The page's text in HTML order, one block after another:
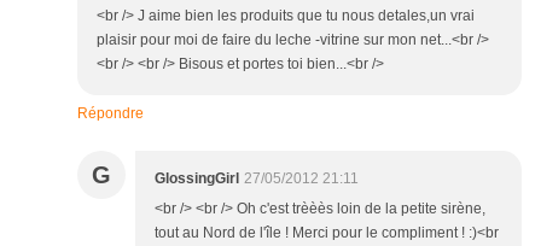
<br /> J aime bien les produits que tu nous detales,un vrai
plaisir pour moi de faire du leche -vitrine sur mon net...<br />
<br /> <br /> Bisous et portes toi bien...<br />
Répondre
G GlossingGirl 27/05/2012 21:11
<br /> <br /> Oh c'est trèèès loin de la petite sirène,
tout au Nord de l'île ! Merci pour le compliment ! :)<br